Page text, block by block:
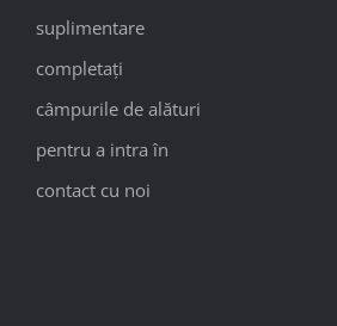
suplimentare
completați
câmpurile de alături
pentru a intra în
contact cu noi